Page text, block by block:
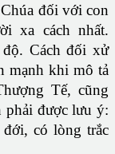
đối với con
xa cách nhất.
Cách đối xử
mạnh khi mô tả
Tế, cũng
phải được lưu ý:
có lòng trắc